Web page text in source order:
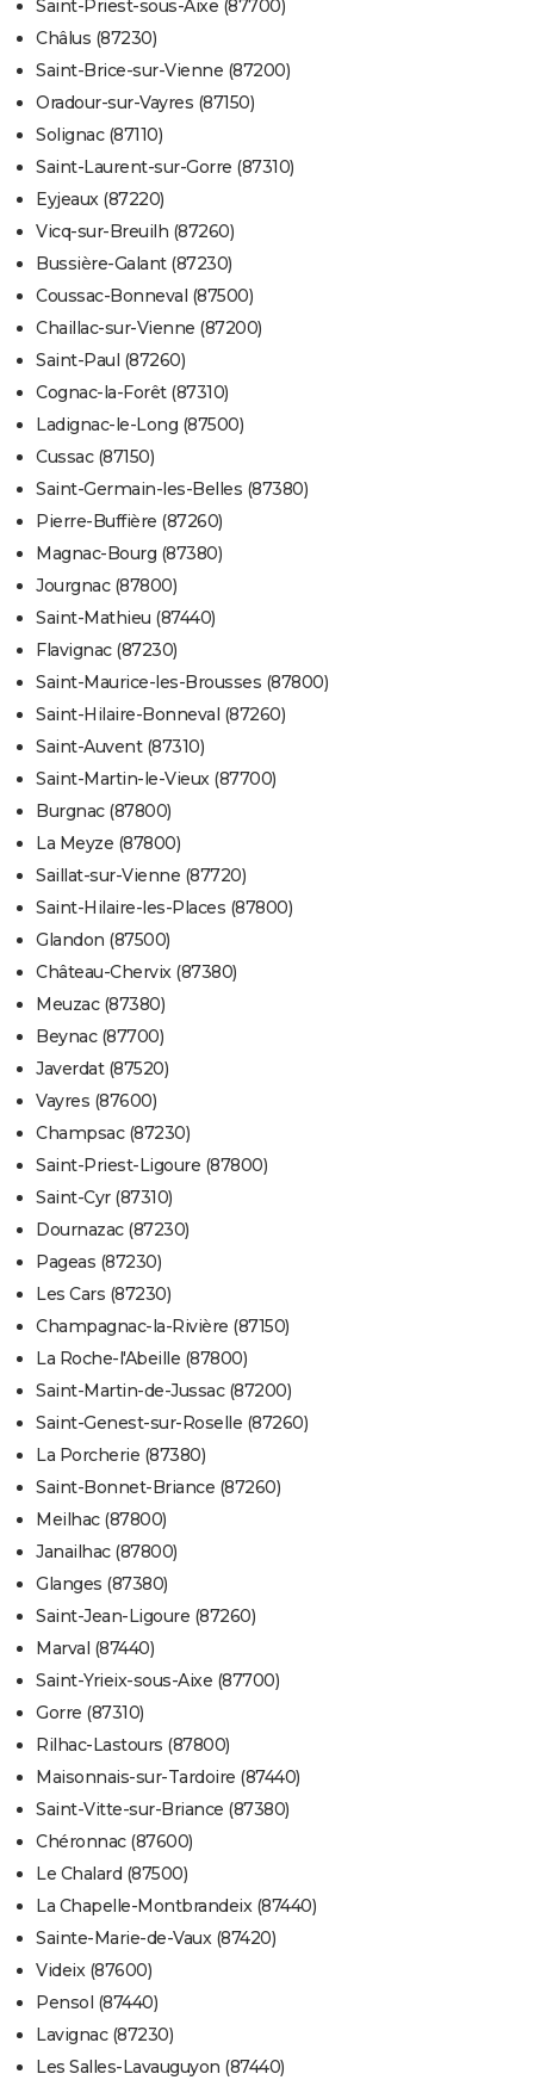
Saint-Priest-sous-Aixe (87700)
Châlus (87230)
Saint-Brice-sur-Vienne (87200)
Oradour-sur-Vayres (87150)
Solignac (87110)
Saint-Laurent-sur-Gorre (87310)
Eyjeaux (87220)
Vicq-sur-Breuilh (87260)
Bussière-Galant (87230)
Coussac-Bonneval (87500)
Chaillac-sur-Vienne (87200)
Saint-Paul (87260)
Cognac-la-Forêt (87310)
Ladignac-le-Long (87500)
Cussac (87150)
Saint-Germain-les-Belles (87380)
Pierre-Buffière (87260)
Magnac-Bourg (87380)
Jourgnac (87800)
Saint-Mathieu (87440)
Flavignac (87230)
Saint-Maurice-les-Brousses (87800)
Saint-Hilaire-Bonneval (87260)
Saint-Auvent (87310)
Saint-Martin-le-Vieux (87700)
Burgnac (87800)
La Meyze (87800)
Saillat-sur-Vienne (87720)
Saint-Hilaire-les-Places (87800)
Glandon (87500)
Château-Chervix (87380)
Meuzac (87380)
Beynac (87700)
Javerdat (87520)
Vayres (87600)
Champsac (87230)
Saint-Priest-Ligoure (87800)
Saint-Cyr (87310)
Dournazac (87230)
Pageas (87230)
Les Cars (87230)
Champagnac-la-Rivière (87150)
La Roche-l'Abeille (87800)
Saint-Martin-de-Jussac (87200)
Saint-Genest-sur-Roselle (87260)
La Porcherie (87380)
Saint-Bonnet-Briance (87260)
Meilhac (87800)
Janailhac (87800)
Glanges (87380)
Saint-Jean-Ligoure (87260)
Marval (87440)
Saint-Yrieix-sous-Aixe (87700)
Gorre (87310)
Rilhac-Lastours (87800)
Maisonnais-sur-Tardoire (87440)
Saint-Vitte-sur-Briance (87380)
Chéronnac (87600)
Le Chalard (87500)
La Chapelle-Montbrandeix (87440)
Sainte-Marie-de-Vaux (87420)
Videix (87600)
Pensol (87440)
Lavignac (87230)
Les Salles-Lavauguyon (87440)